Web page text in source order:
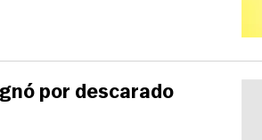
por descarado